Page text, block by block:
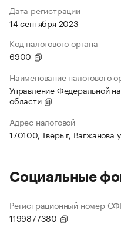
Дата регистрации
14 сентября 2023
Код налогового органа
6900
Наименование налогового
Управление Федеральной
области
Адрес налоговой
170100, Тверь г, Вагжанова
Социальные
Регистрационный номер
1199877380